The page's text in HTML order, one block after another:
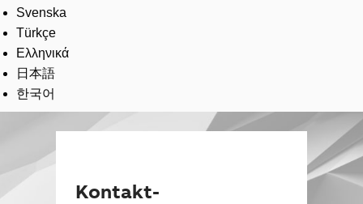
Svenska
Türkçe
Ελληνικά
日本語
한국어
Kontakt-